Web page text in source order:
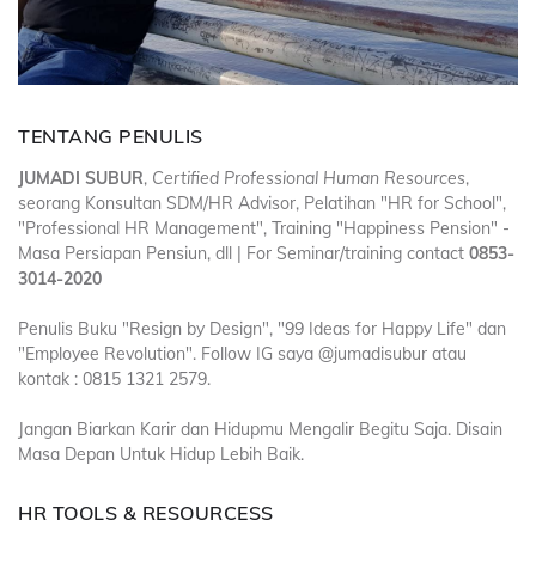
TENTANG PENULIS
JUMADI SUBUR, Certified Professional Human Resources,
seorang Konsultan SDM/HR Advisor, Pelatihan "HR for School",
"Professional HR Management", Training "Happiness Pension" -
Masa Persiapan Pensiun, dll | For Seminar/training contact 0853-
3014-2020
Penulis Buku "Resign by Design", "99 Ideas for Happy Life" dan
"Employee Revolution". Follow IG saya @jumadisubur atau
kontak : 0815 1321 2579.
Jangan Biarkan Karir dan Hidupmu Mengalir Begitu Saja. Disain
Masa Depan Untuk Hidup Lebih Baik.
HR TOOLS & RESOURCESS